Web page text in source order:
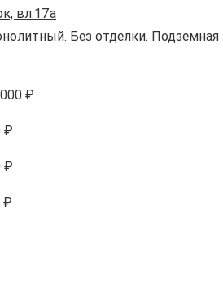
вл.17а
Без отделки. Подземная
₽
₽
₽
₽